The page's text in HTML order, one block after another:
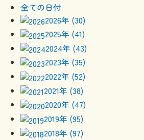
全ての日付
2026年 (30)
2025年 (41)
2024年 (43)
2023年 (35)
2022年 (52)
2021年 (38)
2020年 (47)
2019年 (95)
2018年 (97)